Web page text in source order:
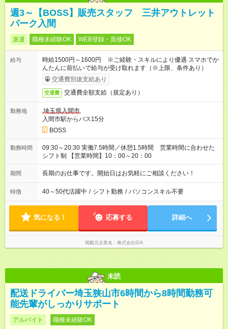
週3～【BOSS】販売スタッフ 三井アウトレット
パーク入間
派遣 職種未経験OK WEB登録・面接OK
給与
時給1500円～1600円 ※ご経験・スキルにより優遇 スマホでか
んたんに前払いで給与が受け取れます（※上限、条件あり）
交通費別途支給あり
交通費 交通費全額支給（規定あり）
勤務地
埼玉県入間市
入間市駅からバス15分
BOSS
勤務時間
09:30～20:30 実働7.5時間／休憩1.5時間 営業時間に合わせた
シフト制 【営業時間】10：00～20：00
期間 長期のお仕事です。開始日はお気軽にご相談ください！
特徴 40～50代活躍中 / シフト勤務 / パソコンスキル不要
気になる！ 応募する 詳細へ
掲載元企業名 株式会社iDA
未読
配送ドライバー埼玉狭山市6時間から8時間勤務可
能先輩がしっかりサポート
アルバイト 職種未経験OK